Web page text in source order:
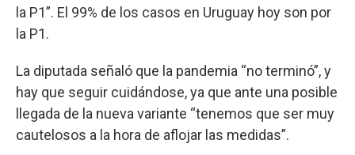
la P1”. El 99% de los casos en Uruguay hoy son por
la P1.
La diputada señaló que la pandemia “no terminó”, y
hay que seguir cuidándose, ya que ante una posible
llegada de la nueva variante “tenemos que ser muy
cautelosos a la hora de aflojar las medidas”.